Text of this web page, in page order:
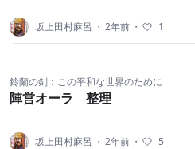
坂上田村麻呂 ・ 2年前 ・ 1
鈴蘭の剣：この平和な世界のために
陣営オーラ 整理
坂上田村麻呂 ・ 2年前 ・ 5